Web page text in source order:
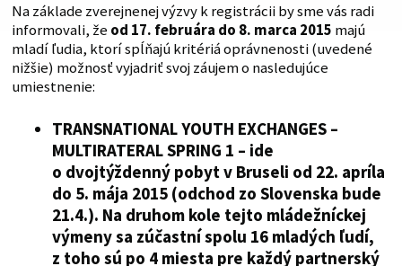
Na základe zverejnenej výzvy k registrácii by sme vás radi
informovali, že od 17. februára do 8. marca 2015 majú
mladí ľudia, ktorí spĺňajú kritériá oprávnenosti (uvedené
nižšie) možnosť vyjadriť svoj záujem o nasledujúce
umiestnenie:
TRANSNATIONAL YOUTH EXCHANGES –
MULTIRATERAL SPRING 1 – ide
o dvojtýždenný pobyt v Bruseli od 22. apríla
do 5. mája 2015 (odchod zo Slovenska bude
21.4.). Na druhom kole tejto mládežníckej
výmeny sa zúčastní spolu 16 mladých ľudí,
z toho sú po 4 miesta pre každý partnerský